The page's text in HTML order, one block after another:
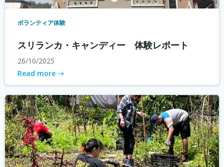
ボランティア体験
スリランカ・キャンディー 体験レポート
26/10/2025
Read more